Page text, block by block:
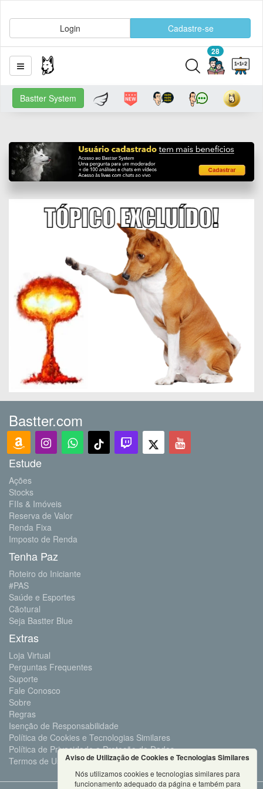
Login Cadastre-se
28
Bastter System
Bastter.com
Estude
Ações
Stocks
FIIs & Imóveis
Reserva de Valor
Renda Fixa
Imposto de Renda
Tenha Paz
Roteiro do Iniciante
#PAS
Saúde e Esportes
Cãotural
Seja Bastter Blue
Extras
Loja Virtual
Perguntas Frequentes
Suporte
Fale Conosco
Sobre
Regras
Isenção de Responsabilidade
Política de Cookies e Tecnologias Similares
Política de Privacidade e Proteção de Dados
Termos de UsoAviso de Utilização de Cookies e Tecnologias Similares
Nós utilizamos cookies e tecnologias similares para
funcionamento adequado da página e também para